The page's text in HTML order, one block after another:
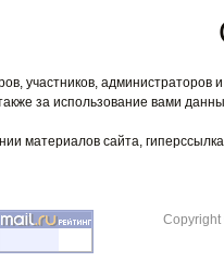
участников, администраторов
за использование вами
материалов сайта,
Copyright